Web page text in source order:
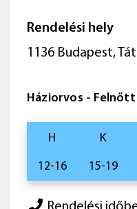
Rendelési hely
1136 Budapest,
Háziorvos - Felnőtt
H K
12-16 15-19